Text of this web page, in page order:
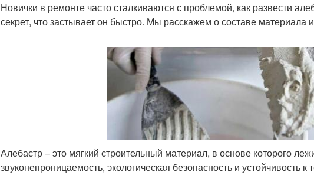
Новички в ремонте часто сталкиваются с проблемой, как развести
секрет, что застывает он быстро. Мы расскажем о составе материала
Алебастр – это мягкий строительный материал, в основе которого
звуконепроницаемость, экологическая безопасность и устойчивость к